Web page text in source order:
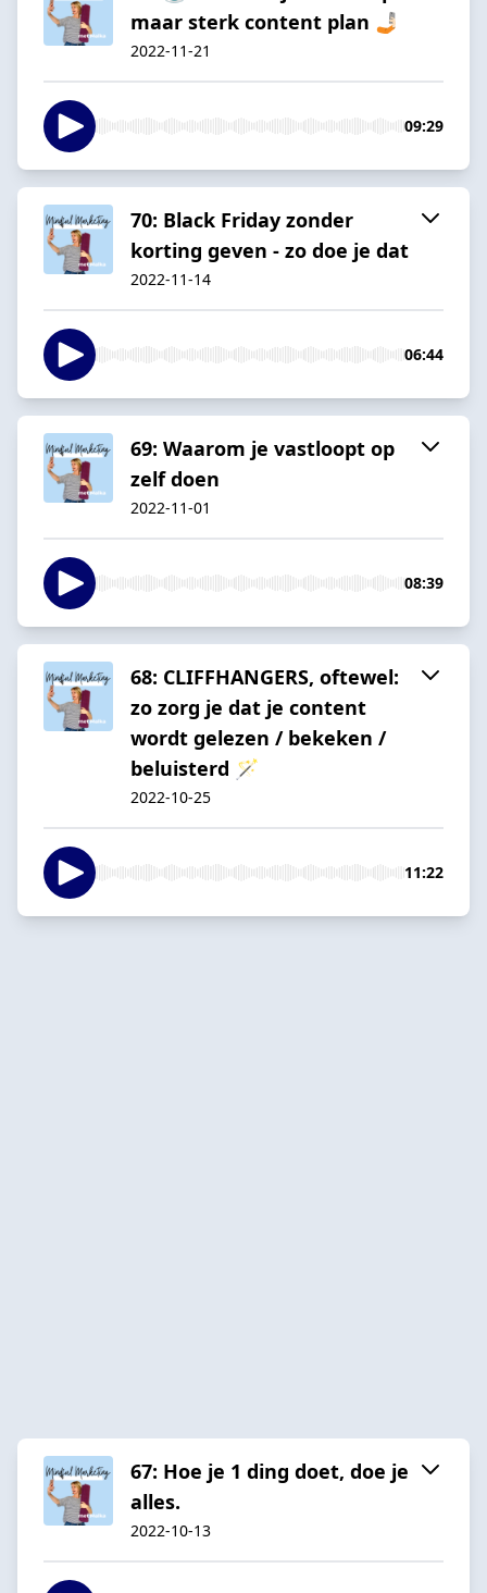
maar sterk content plan 🤳🏻
2022-11-21
09:29
70: Black Friday zonder
korting geven - zo doe je dat
2022-11-14
06:44
69: Waarom je vastloopt op
zelf doen
2022-11-01
08:39
68: CLIFFHANGERS, oftewel:
zo zorg je dat je content
wordt gelezen / bekeken /
beluisterd 🪄
2022-10-25
11:22
67: Hoe je 1 ding doet, doe je
alles.
2022-10-13